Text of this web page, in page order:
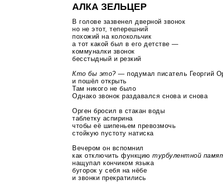
АЛКА ЗЕЛЬЦЕР
В голове зазвенел дверной звонок
но не этот, теперешний
похожий на колокольчик
а тот какой был в его детстве —
коммуналки звонок
бесстыдный и резкий
Кто бы это? —подумал писатель Георгий
и пошёл открыть
Там никого не было
Однако звонок раздавался снова и снова
Орген бросил в стакан воды
таблетку аспирина
чтобы её шипеньем превозмочь
стойкую пустоту натиска
Вечером он вспомнил
как отключить функциютурбулентной
нащупал кончиком языка
бугорок у себя на нёбе
и звонки прекратились